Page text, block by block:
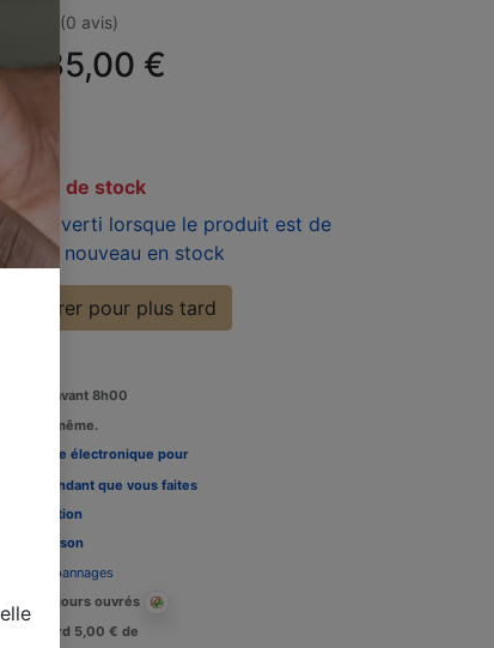
(0 avis)
: 35,00 €
de stock
averti lorsque le produit est de
nouveau en stock
pour plus tard
avant 8h00
le jour même.
une carte électronique pour
pendant que vous faites
option
de livraison
dépannages
: 2-3 jours ouvrés
de retard 5,00 € de